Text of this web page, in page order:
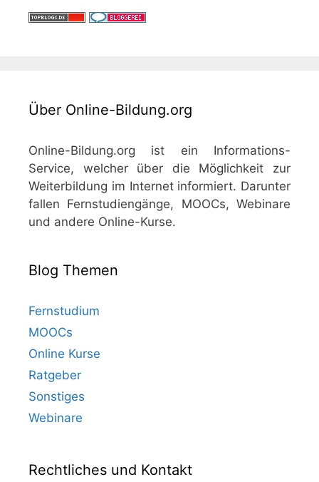
Über Online-Bildung.org
Online-Bildung.org ist ein Informations-
Service, welcher über die Möglichkeit zur
Weiterbildung im Internet informiert. Darunter
fallen Fernstudiengänge, MOOCs, Webinare
und andere Online-Kurse.
Blog Themen
Fernstudium
MOOCs
Online Kurse
Ratgeber
Sonstiges
Webinare
Rechtliches und Kontakt